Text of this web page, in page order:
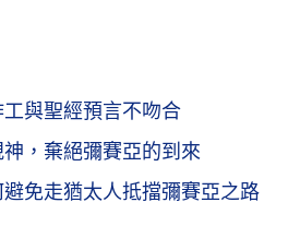
與聖經預言不吻合
，棄絕彌賽亞的到來
免走猶太人抵擋彌賽亞之路